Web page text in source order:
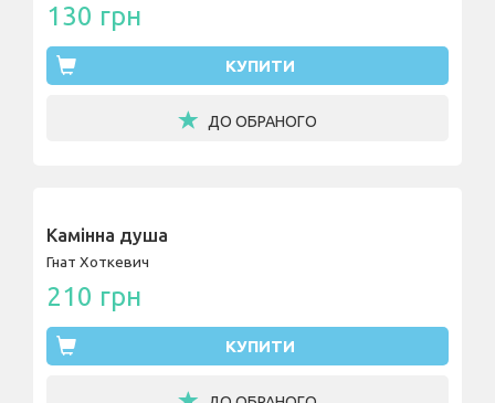
130 грн
КУПИТИ
ДО ОБРАНОГО
Камінна душа
Гнат Хоткевич
210 грн
КУПИТИ